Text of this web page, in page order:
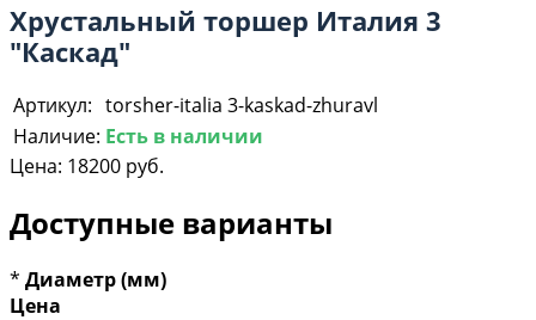
Хрустальный торшер Италия 3
"Каскад"
Артикул: torsher-italia 3-kaskad-zhuravl
Наличие: Есть в наличии
Цена: 18200 руб.
Доступные варианты
* Диаметр (мм)
Цена